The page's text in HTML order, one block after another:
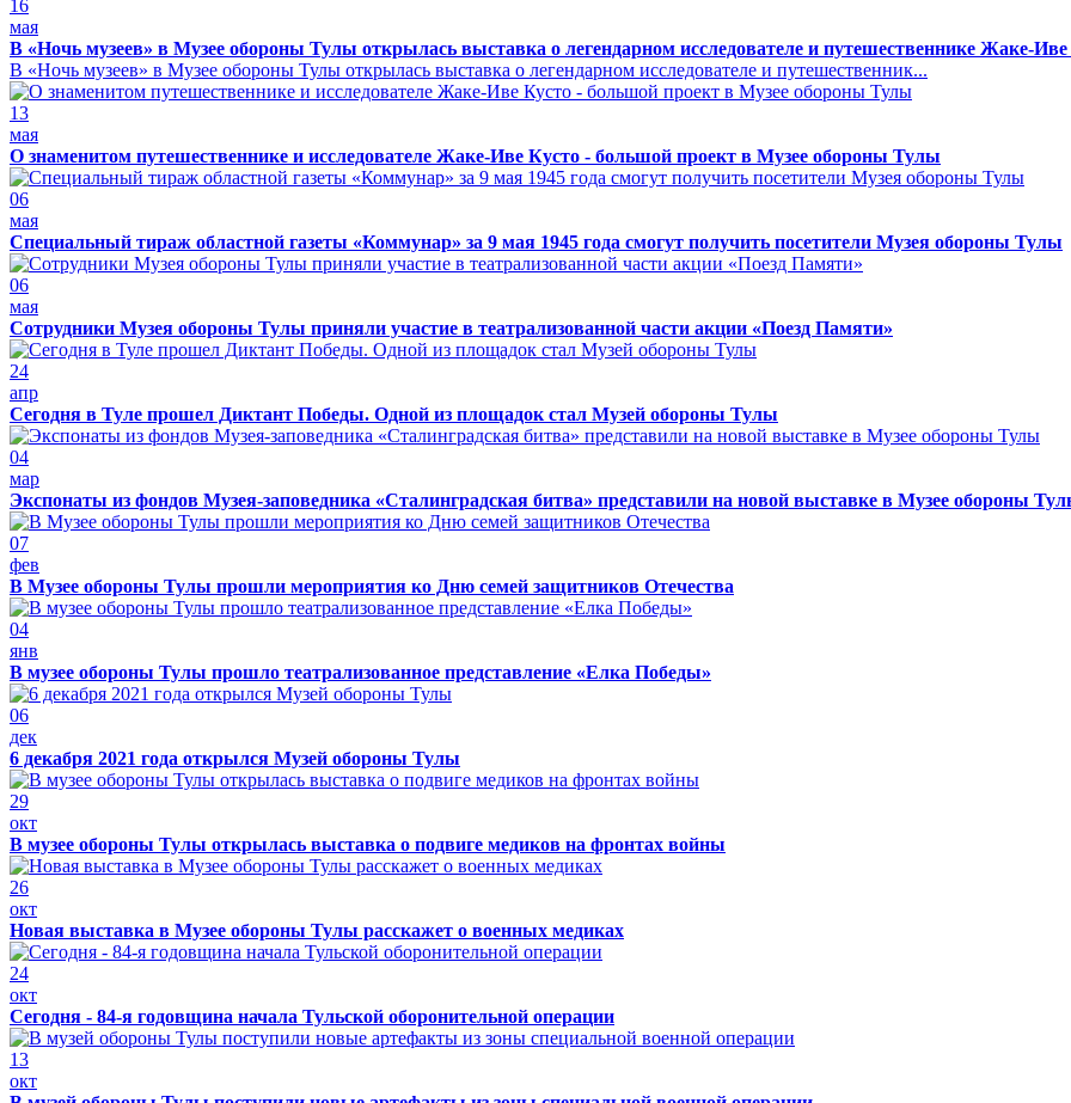
16
мая
В «Ночь музеев» в Музее обороны Тулы открылась выставка о легендарном исследователе и путешественнике Жаке-
В «Ночь музеев» в Музее обороны Тулы открылась выставка о легендарном исследователе и путешественник...
13
мая
О знаменитом путешественнике и исследователе Жаке-Иве Кусто - большой проект в Музее обороны Тулы
06
мая
Специальный тираж областной газеты «Коммунар» за 9 мая 1945 года смогут получить посетители Музея обороны Тулы
06
мая
Сотрудники Музея обороны Тулы приняли участие в театрализованной части акции «Поезд Памяти»
24
апр
Сегодня в Туле прошел Диктант Победы. Одной из площадок стал Музей обороны Тулы
04
мар
Экспонаты из фондов Музея-заповедника «Сталинградская битва» представили на новой выставке в Музее обороны
07
фев
В Музее обороны Тулы прошли мероприятия ко Дню семей защитников Отечества
04
янв
В музее обороны Тулы прошло театрализованное представление «Елка Победы»
06
дек
6 декабря 2021 года открылся Музей обороны Тулы
29
окт
В музее обороны Тулы открылась выставка о подвиге медиков на фронтах войны
26
окт
Новая выставка в Музее обороны Тулы расскажет о военных медиках
24
окт
Сегодня - 84-я годовщина начала Тульской оборонительной операции
13
окт